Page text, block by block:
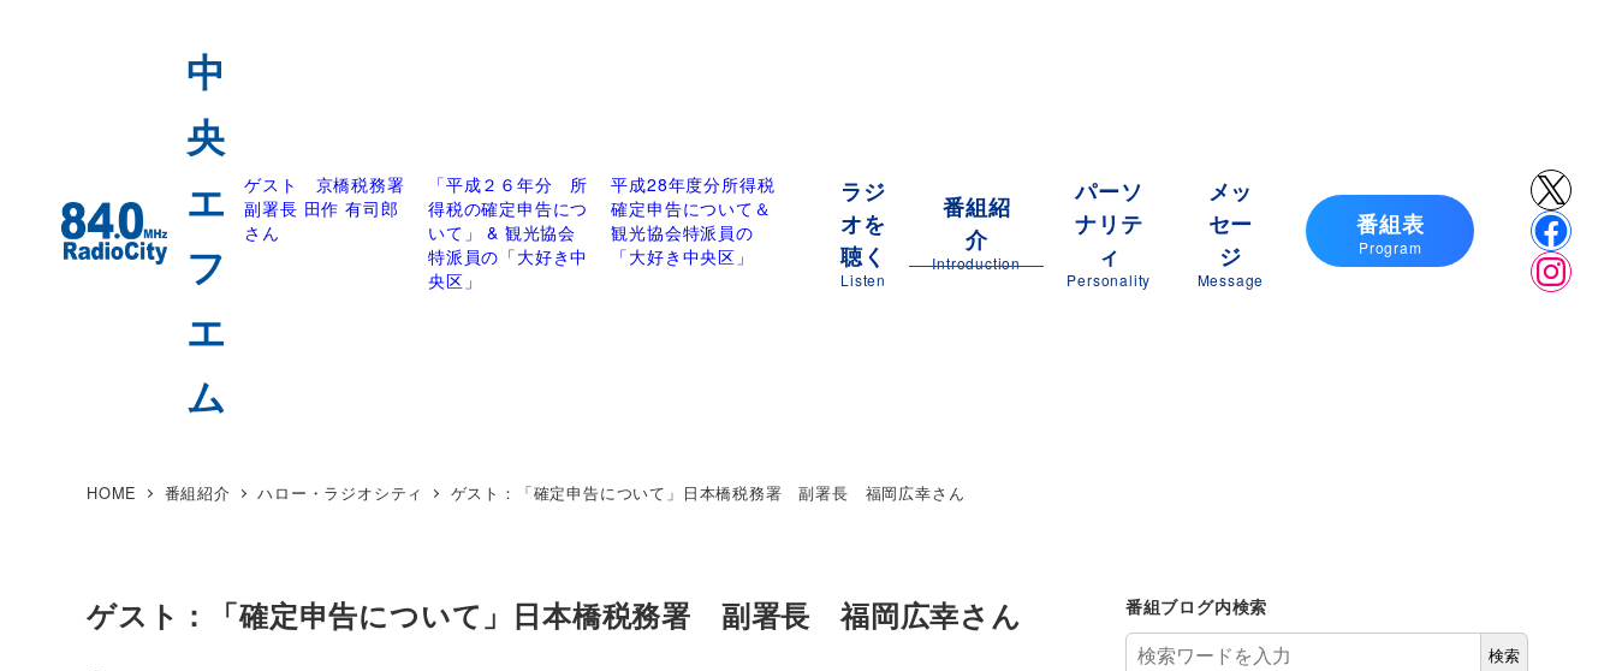
X
ゲスト 京橋税務署
副署長 田作 有司郎
さん
「平成２６年分 所
得税の確定申告につ
いて」 & 観光協会
特派員の「大好き中
央区」
平成28年度分所得税
確定申告について＆
観光協会特派員の
「大好き中央区」
ラジ
オを
聴く
Listen
番組紹
介
Introduction
パーソ
ナリテ
ィ
Personality
メッ
セー
ジ
Message
番組表
Program
HOME 番組紹介 ハロー・ラジオシティ ゲスト：「確定申告について」日本橋税務署 副署長 福岡広幸さん
ゲスト：「確定申告について」日本橋税務署 副署長 福岡広幸さん 番組ブログ内検索
検索